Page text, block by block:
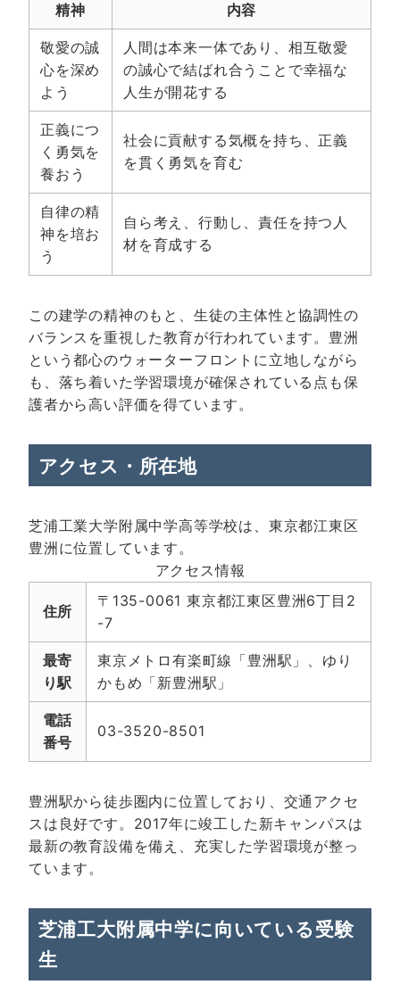
精神
内容
敬愛の誠
心を深め
よう
人間は本来一体であり、相互敬愛
の誠心で結ばれ合うことで幸福な
人生が開花する
正義につ
く勇気を
養おう
社会に貢献する気概を持ち、正義
を貫く勇気を育む
自律の精
神を培お
う
自ら考え、行動し、責任を持つ人
材を育成する
この建学の精神のもと、生徒の主体性と協調性の
バランスを重視した教育が行われています。豊洲
という都心のウォーターフロントに立地しながら
も、落ち着いた学習環境が確保されている点も保
護者から高い評価を得ています。
アクセス・所在地
芝浦工業大学附属中学高等学校は、東京都江東区
豊洲に位置しています。
アクセス情報
住所
〒135-0061 東京都江東区豊洲6丁目2
-7
最寄
り駅
東京メトロ有楽町線「豊洲駅」、ゆり
かもめ「新豊洲駅」
電話
番号
03-3520-8501
豊洲駅から徒歩圏内に位置しており、交通アクセ
スは良好です。2017年に竣工した新キャンパスは
最新の教育設備を備え、充実した学習環境が整っ
ています。
芝浦工大附属中学に向いている受験
生